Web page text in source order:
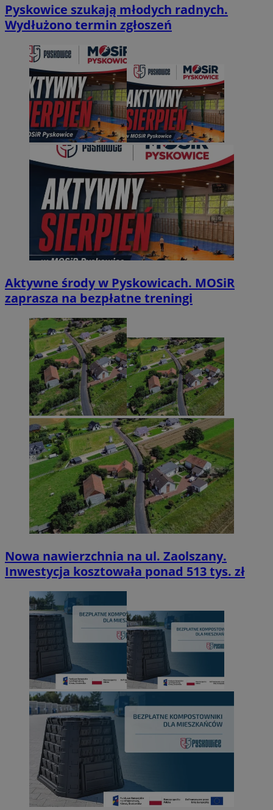
Pyskowice szukają młodych radnych.
Wydłużono termin zgłoszeń
Aktywne środy w Pyskowicach. MOSiR
zaprasza na bezpłatne treningi
Nowa nawierzchnia na ul. Zaolszany.
Inwestycja kosztowała ponad 513 tys. zł